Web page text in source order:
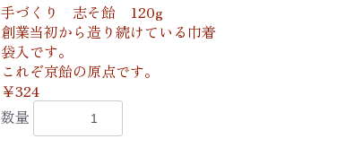
手づくり 志そ飴 120g
創業当初から造り続けている巾着
袋入です。
これぞ京飴の原点です。
￥324
数量